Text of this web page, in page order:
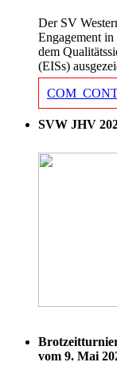
Der SV
Engagement
dem
(EISs)
SVW JHV
vom 9. Mai